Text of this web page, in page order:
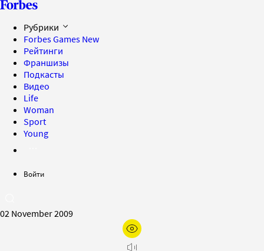
Рубрики
Forbes Games New
Рейтинги
Франшизы
Подкасты
Видео
Life
Woman
Sport
Young
Войти
02 November 2009